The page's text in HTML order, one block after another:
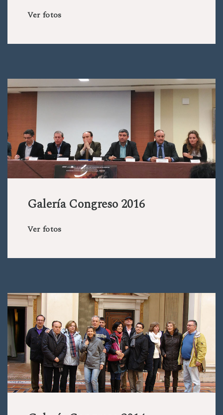
Ver fotos
Galería Congreso 2016
Ver fotos